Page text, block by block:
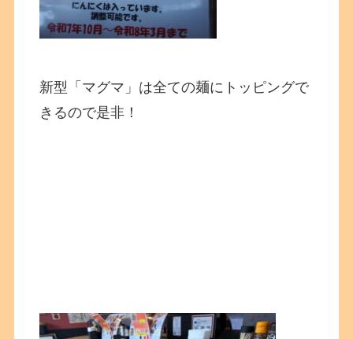
新型「マグマ」は全ての麺にトッピングで
きるので是非！